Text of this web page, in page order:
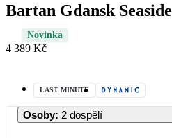
Bartan Gdansk Seaside
Novinka
4 389 Kč
LAST MINUTE
Osoby: 2 dospělí